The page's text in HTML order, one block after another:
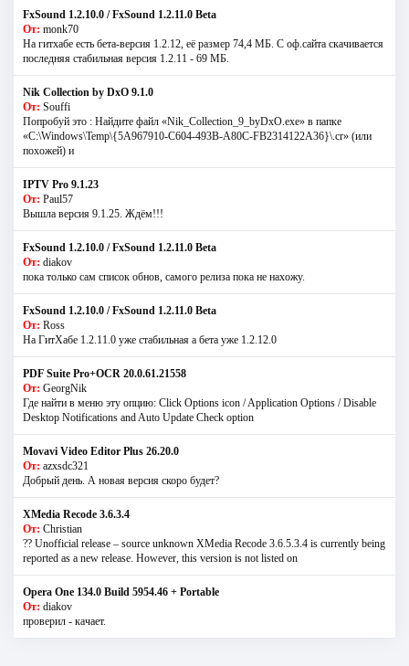
FxSound 1.2.10.0 / FxSound 1.2.11.0 Beta
От: monk70
На гитхабе есть бета-версия 1.2.12, её размер 74,4 МБ. С оф.сайта скачивается
последняя стабильная версия 1.2.11 - 69 МБ.
Nik Collection by DxO 9.1.0
От: Souffi
Попробуй это : Найдите файл «Nik_Collection_9_byDxO.exe» в папке
«C:\Windows\Temp\{5A967910-C604-493B-A80C-FB2314122A36}\.cr» (или
похожей) и
IPTV Pro 9.1.23
От: Paul57
Вышла версия 9.1.25. Ждём!!!
FxSound 1.2.10.0 / FxSound 1.2.11.0 Beta
От: diakov
пока только сам список обнов, самого релиза пока не нахожу.
FxSound 1.2.10.0 / FxSound 1.2.11.0 Beta
От: Ross
На ГитХабе 1.2.11.0 уже стабильная а бета уже 1.2.12.0
PDF Suite Pro+OCR 20.0.61.21558
От: GeorgNik
Где найти в меню эту опцию: Click Options icon / Application Options / Disable
Desktop Notifications and Auto Update Check option
Movavi Video Editor Plus 26.20.0
От: azxsdc321
Добрый день. А новая версия скоро будет?
XMedia Recode 3.6.3.4
От: Christian
?? Unofficial release – source unknown XMedia Recode 3.6.5.3.4 is currently being
reported as a new release. However, this version is not listed on
Opera One 134.0 Build 5954.46 + Portable
От: diakov
проверил - качает.